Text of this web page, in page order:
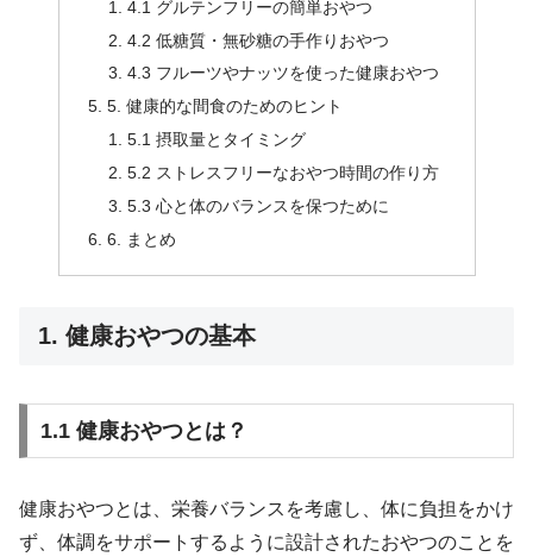
4.1 グルテンフリーの簡単おやつ
4.2 低糖質・無砂糖の手作りおやつ
4.3 フルーツやナッツを使った健康おやつ
5. 健康的な間食のためのヒント
5.1 摂取量とタイミング
5.2 ストレスフリーなおやつ時間の作り方
5.3 心と体のバランスを保つために
6. まとめ
1. 健康おやつの基本
1.1 健康おやつとは？
健康おやつとは、栄養バランスを考慮し、体に負担をかけ
ず、体調をサポートするように設計されたおやつのことを